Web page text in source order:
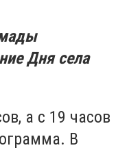
Дня села
а с 19 часов
В